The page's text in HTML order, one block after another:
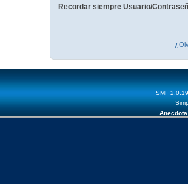
Recordar siempre Usuario/
SMF 2.0.19
Anecdota